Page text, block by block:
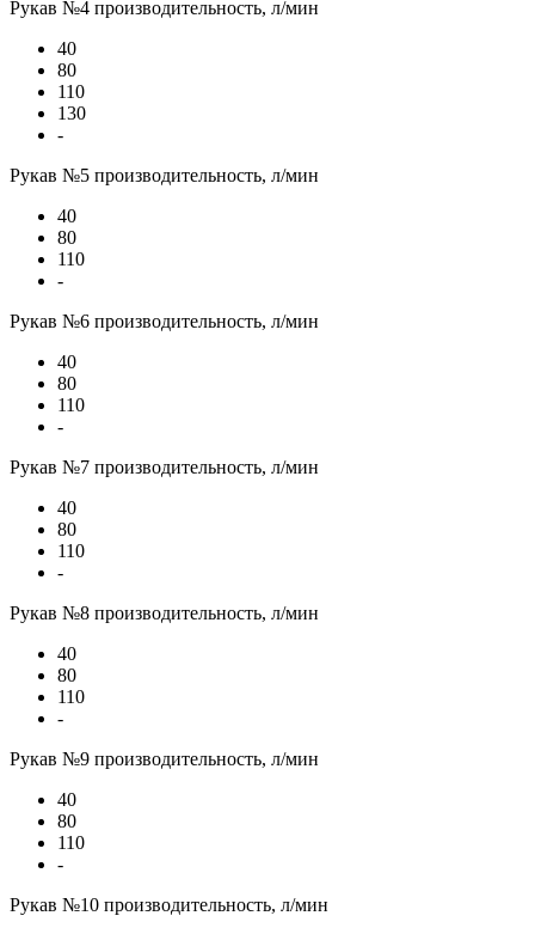
Рукав №4 производительность, л/мин
40
80
110
130
-
Рукав №5 производительность, л/мин
40
80
110
-
Рукав №6 производительность, л/мин
40
80
110
-
Рукав №7 производительность, л/мин
40
80
110
-
Рукав №8 производительность, л/мин
40
80
110
-
Рукав №9 производительность, л/мин
40
80
110
-
Рукав №10 производительность, л/мин